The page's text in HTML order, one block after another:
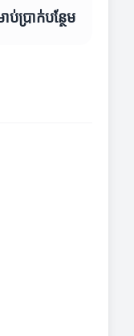
ប់ប្រាក់បន្ថែម